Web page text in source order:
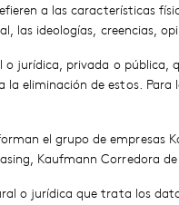
a las características
las ideologías, creencias,
jurídica, privada o
la eliminación de estos.
el grupo de
Kaufmann Corredora
o jurídica que trata los